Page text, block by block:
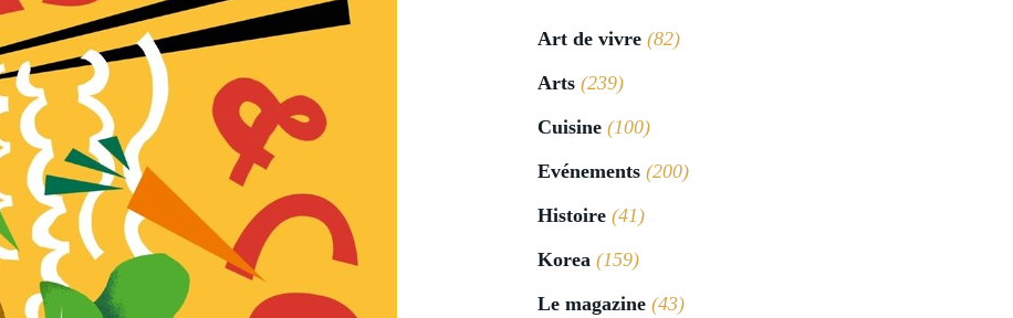
Art de vivre (82)
Arts (239)
Cuisine (100)
Evénements (200)
Histoire (41)
Korea (159)
Le magazine (43)